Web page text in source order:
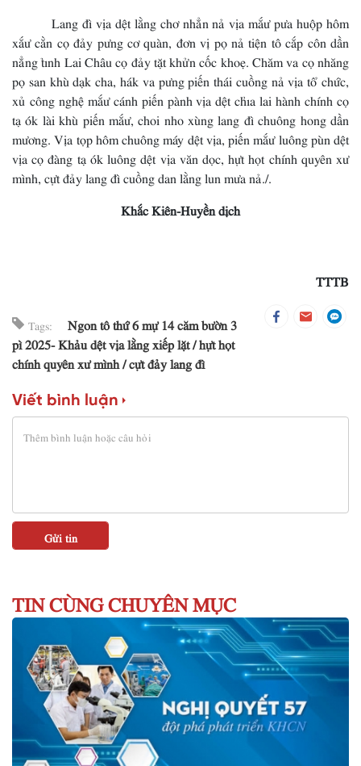
Lang đì vịa dệt lằng chơ nhẳn nả vịa mắư pưa huộp hôm
xắư cằn cọ đảy pưng cơ quàn, đơn vị pọ nả tiện tô cắp côn dần
nẳng tỉnh Lai Châu cọ đảy tặt khửn cốc khoẹ. Chăm va cọ nhăng
pọ san khù dạk cha, hák va pưng piến thái cuồng nả vịa tổ chức,
xủ công nghệ mắư cánh piến pành vịa dệt chỉa lai hành chính cọ
tạ ók lài khù piến mắư, choi nho xùng lang đì chuông hong dần
mương. Vịa tọp hôm chuông máy dệt vịa, piến mắư luông pùn dệt
vịa cọ đàng tạ ók luông dệt vịa văn dọc, hựt họt chính quyên xư
mình, cựt đảy lang đì cuồng dan lằng lun mưa nả./.
Khắc Kiên-Huyền dịch
TTTB
Tags:
Ngon tô thứ 6 mự 14 căm bườn 3
pì 2025- Khảu dệt vịa lằng xiếp lặt hựt họt
chính quyên xư mình cựt đảy lang đì
Viết bình luận
TIN CÙNG CHUYÊN MỤC